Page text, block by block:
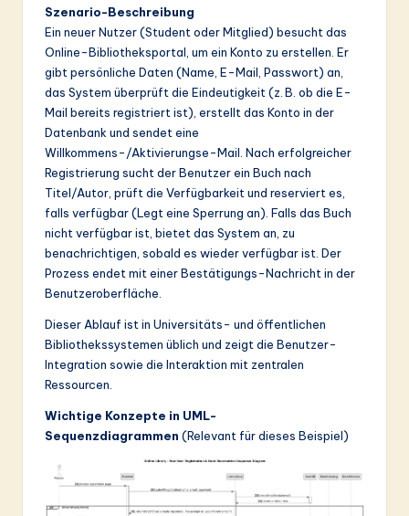
&
S
ft
w
In
o
ti
Szenario-Beschreibung
Ein neuer Nutzer (Student oder Mitglied) besucht das
Online-Bibliotheksportal, um ein Konto zu erstellen. Er
gibt persönliche Daten (Name, E-Mail, Passwort) an,
das System überprüft die Eindeutigkeit (z. B. ob die E-
Mail bereits registriert ist), erstellt das Konto in der
Datenbank und sendet eine
Willkommens-/Aktivierungse-Mail. Nach erfolgreicher
Registrierung sucht der Benutzer ein Buch nach
Titel/Autor, prüft die Verfügbarkeit und reserviert es,
falls verfügbar (Legt eine Sperrung an). Falls das Buch
nicht verfügbar ist, bietet das System an, zu
benachrichtigen, sobald es wieder verfügbar ist. Der
Prozess endet mit einer Bestätigungs-Nachricht in der
Benutzeroberfläche.
Dieser Ablauf ist in Universitäts- und öffentlichen
Bibliothekssystemen üblich und zeigt die Benutzer-
Integration sowie die Interaktion mit zentralen
Ressourcen.
Wichtige Konzepte in UML-
Sequenzdiagrammen (Relevant für dieses Beispiel)